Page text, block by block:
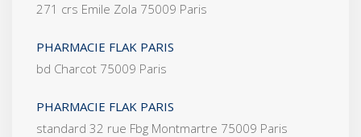
271 crs Emile Zola 75009 Paris
PHARMACIE FLAK PARIS
bd Charcot 75009 Paris
PHARMACIE FLAK PARIS
standard 32 rue Fbg Montmartre 75009 Paris